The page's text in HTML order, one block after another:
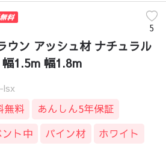
5
ウン アッシュ材 ナチュラル
1.5m 幅1.8m
lsx
無料
あんしん5年保証
ト中
パイン材
ホワイト